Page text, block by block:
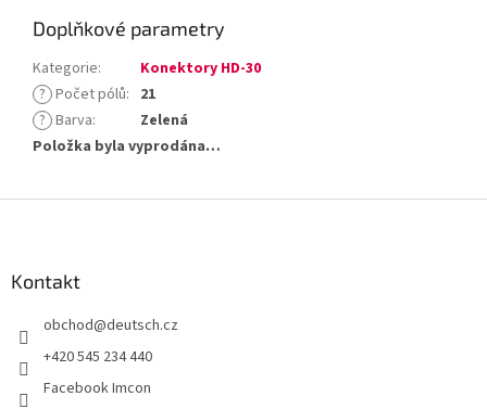
Doplňkové parametry
Kategorie:
Konektory HD-30
? Počet pólů: 21
? Barva:
Zelená
Položka byla vyprodána…
Kontakt
obchod@deutsch.cz
+420 545 234 440
Facebook Imcon